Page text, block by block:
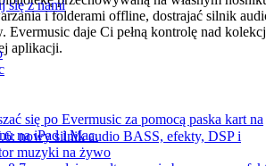
się z nami
nowy silnik audio BASS, efekty, DSP i
muzyki na żywo
i folderami offline, dostrajać silnik
Evermusic daje Ci pełną kontrolę nad
aplikacji.
się po Evermusic za pomocą paska kart na
na iPad i Mac.